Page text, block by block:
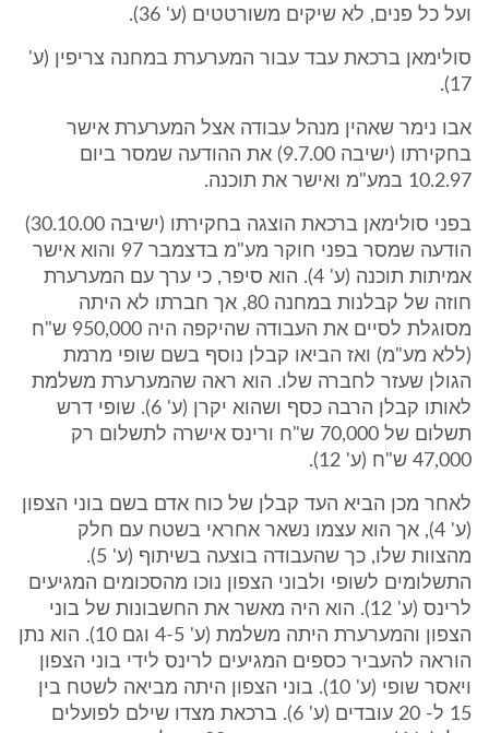
ועל כל פנים, לא שיקים משורטטים (ע' 36).
סולימאן ברכאת עבד עבור המערערת במחנה צריפין (ע'
17).
אבו נימר שאהין מנהל עבודה אצל המערערת אישר
בחקירתו (ישיבה 9.7.00) את ההודעה שמסר ביום
10.2.97 במע"מ ואישר את תוכנה.
בפני סולימאן ברכאת הוצגה בחקירתו (ישיבה 30.10.00)
הודעה שמסר בפני חוקר מע"מ בדצמבר 97 והוא אישר
אמיתות תוכנה (ע' 4). הוא סיפר, כי ערך עם המערערת
חוזה של קבלנות במחנה 80, אך חברתו לא היתה
מסוגלת לסיים את העבודה שהיקפה היה 950,000 ש"ח
(ללא מע"מ) ואז הביאו קבלן נוסף בשם שופי מרמת
הגולן שעזר לחברה שלו. הוא ראה שהמערערת משלמת
לאותו קבלן הרבה כסף ושהוא יקרן (ע' 6). שופי דרש
תשלום של 70,000 ש"ח ורינס אישרה לתשלום רק
47,000 ש"ח (ע' 12).
לאחר מכן הביא העד קבלן של כוח אדם בשם בוני הצפון
(ע' 4), אך הוא עצמו נשאר אחראי בשטח עם חלק
מהצוות שלו, כך שהעבודה בוצעה בשיתוף (ע' 5).
התשלומים לשופי ולבוני הצפון נוכו מהסכומים המגיעים
לרינס (ע' 12). הוא היה מאשר את החשבונות של בוני
הצפון והמערערת היתה משלמת (ע' 4-5 וגם 10). הוא נתן
הוראה להעביר כספים המגיעים לרינס לידי בוני הצפון
ויאסר שופי (ע' 10). בוני הצפון היתה מביאה לשטח בין
15 ל- 20 עובדים (ע' 6). ברכאת מצדו שילם לפועלים